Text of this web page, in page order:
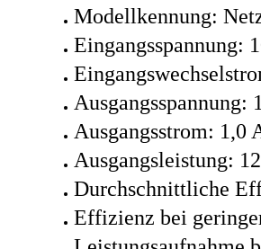
Modellkennung:
Eingangsspannung:
Ausgangsspannung:
Ausgangsstrom: 1,0
Ausgangsleistung:
Durchschnittliche
Effizienz bei